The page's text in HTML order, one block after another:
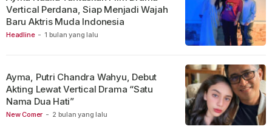
Headline - 1 bulan yang lalu
Vertical Perdana, Siap Menjadi Wajah
Baru Aktris Muda Indonesia
New Comer - 2 bulan yang lalu
Ayma, Putri Chandra Wahyu, Debut
Akting Lewat Vertical Drama “Satu
Nama Dua Hati”